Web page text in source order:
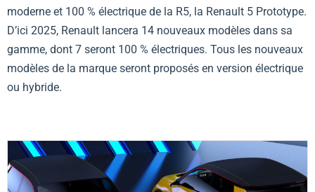
moderne et 100 % électrique de la R5, la Renault 5 Prototype.
D’ici 2025, Renault lancera 14 nouveaux modèles dans sa
gamme, dont 7 seront 100 % électriques. Tous les nouveaux
modèles de la marque seront proposés en version électrique
ou hybride.